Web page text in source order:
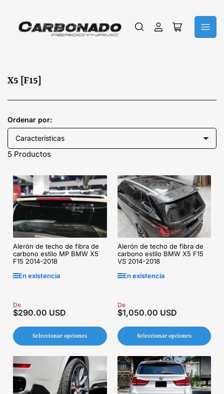
IniciarAbrir
cesta
C
e
c
c
i
X5 [F15]
Ordenar por:
5 Productos
Alerón de techo de fibra de
carbono estilo MP BMW X5
F15 2014-2018
En existencia
Precio
regular
De
$290.00 USD
Seleccionar opciones
Alerón de techo de fibra de
carbono estilo BMW X5 F15
VS 2014-2018
En existencia
Precio
regular
De
$1,050.00 USD
Seleccionar opciones